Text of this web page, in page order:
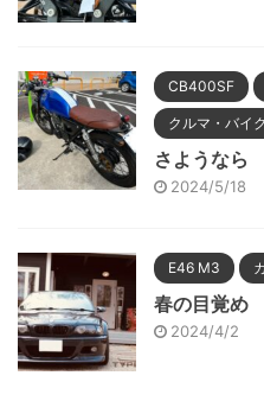
CB400SF
クルマ・バイク
さようなら
2024/5/18
E46 M3
春の目覚
2024/4/2